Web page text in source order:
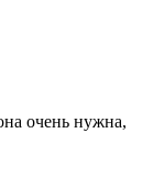
очень нужна,